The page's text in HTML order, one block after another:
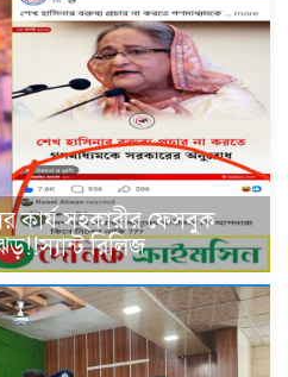
সহকারীর ফেসবুক
রিলিজ